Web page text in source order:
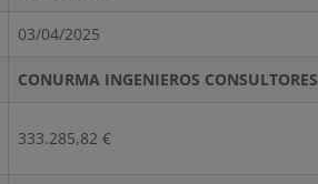
03/04/2025
CONURMA INGENIEROS CONSULTORES
333.285,82 €